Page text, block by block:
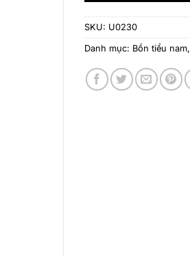
SKU: U0230
Danh mục: Bồn tiểu nam,